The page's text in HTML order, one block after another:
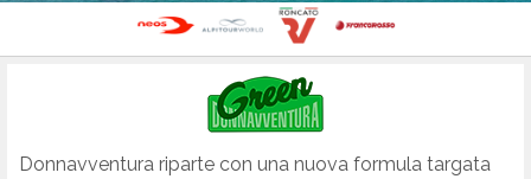
Donnavventura riparte con una nuova formula targata